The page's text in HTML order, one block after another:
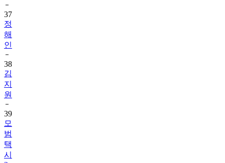
37
정
해
인
38
김
지
원
39
모
범
택
시